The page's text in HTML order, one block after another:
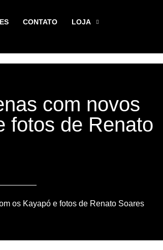
CONTATO LOJA
com novos
fotos de Renato
os Kayapó e fotos de Renato Soares